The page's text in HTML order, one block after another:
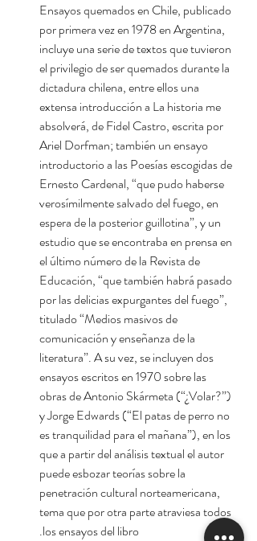
Ensayos quemados en Chile, publicado
por primera vez en 1978 en Argentina,
incluye una serie de textos que tuvieron
el privilegio de ser quemados durante la
dictadura chilena, entre ellos una
extensa introducción a La historia me
absolverá, de Fidel Castro, escrita por
Ariel Dorfman; también un ensayo
introductorio a las Poesías escogidas de
Ernesto Cardenal, “que pudo haberse
verosímilmente salvado del fuego, en
espera de la posterior guillotina”, y un
estudio que se encontraba en prensa en
el último número de la Revista de
Educación, “que también habrá pasado
por las delicias expurgantes del fuego”,
titulado “Medios masivos de
comunicación y enseñanza de la
literatura”. A su vez, se incluyen dos
ensayos escritos en 1970 sobre las
obras de Antonio Skármeta (“¿Volar?”)
y Jorge Edwards (“El patas de perro no
es tranquilidad para el mañana”), en los
que a partir del análisis textual el autor
puede esbozar teorías sobre la
penetración cultural norteamericana,
tema que por otra parte atraviesa todos
los ensayos del libro.